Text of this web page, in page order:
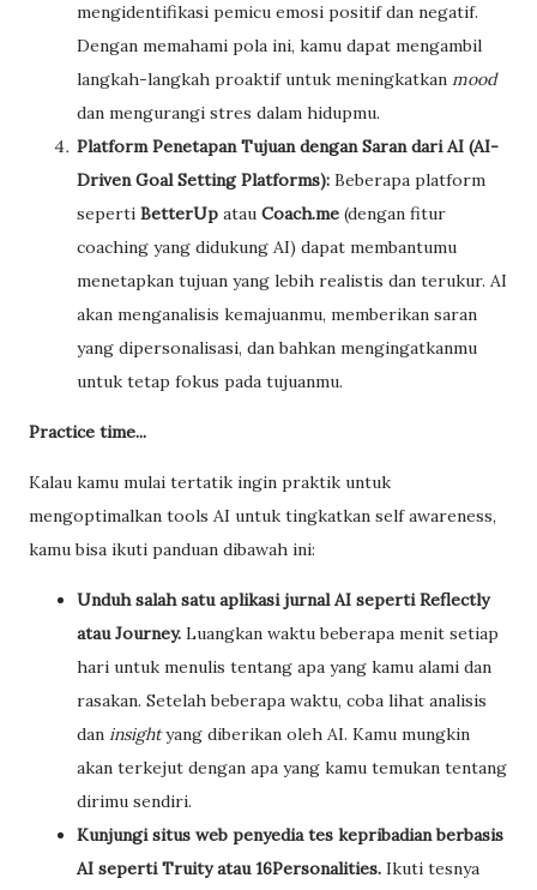
mengidentifikasi pemicu emosi positif dan negatif.
Dengan memahami pola ini, kamu dapat mengambil
langkah-langkah proaktif untuk meningkatkan mood
dan mengurangi stres dalam hidupmu.
Platform Penetapan Tujuan dengan Saran dari AI (AI-
Driven Goal Setting Platforms): Beberapa platform
seperti BetterUp atau Coach.me (dengan fitur
coaching yang didukung AI) dapat membantumu
menetapkan tujuan yang lebih realistis dan terukur. AI
akan menganalisis kemajuanmu, memberikan saran
yang dipersonalisasi, dan bahkan mengingatkanmu
untuk tetap fokus pada tujuanmu.
Practice time...
Kalau kamu mulai tertatik ingin praktik untuk
mengoptimalkan tools AI untuk tingkatkan self awareness,
kamu bisa ikuti panduan dibawah ini:
Unduh salah satu aplikasi jurnal AI seperti Reflectly
atau Journey. Luangkan waktu beberapa menit setiap
hari untuk menulis tentang apa yang kamu alami dan
rasakan. Setelah beberapa waktu, coba lihat analisis
dan insightyang diberikan oleh AI. Kamu mungkin
akan terkejut dengan apa yang kamu temukan tentang
dirimu sendiri.
Kunjungi situs web penyedia tes kepribadian berbasis
AI seperti Truity atau 16Personalities. Ikuti tesnya